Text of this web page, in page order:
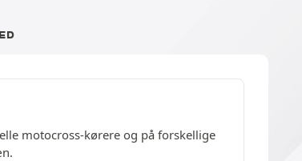
motocross-kørere og på forskellige